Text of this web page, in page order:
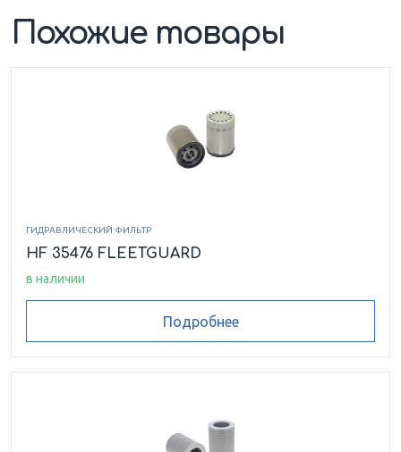
Похожие товары
ГИДРАВЛИЧЕСКИЙ ФИЛЬТР
HF 35476 FLEETGUARD
в наличии
Подробнее